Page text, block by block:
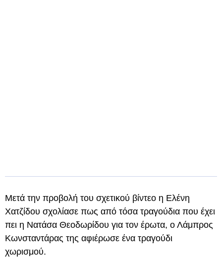
Μετά την προβολή του σχετικού βίντεο η Ελένη
Χατζίδου σχολίασε πως από τόσα τραγούδια που έχει
πει η Νατάσα Θεοδωρίδου για τον έρωτα, ο Λάμπρος
Κωνσταντάρας της αφιέρωσε ένα τραγούδι
χωρισμού.